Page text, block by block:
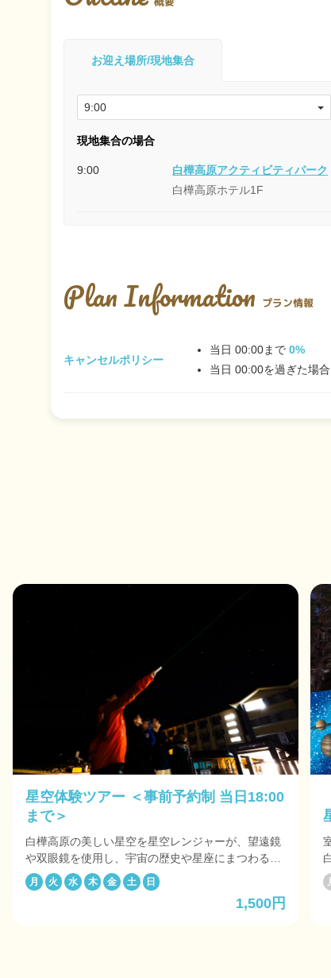
お迎え場所/現地集合
現地集合の場合
9:00
白樺高原アクティビティパーク
白樺高原ホテル1F
Plan Information プラン情報
キャンセルポリシー
当日 00:00まで 0%
当日 00:00を過ぎた場合
星空体験ツアー ＜事前予約制 当日18:00
まで＞
白樺高原の美しい星空を星空レンジャーが、望遠鏡
や双眼鏡を使用し、宇宙の歴史や星座にまつわる神
話などを楽しく紹介いたします。 雨天時：雨天時や
星が見えにくい天気の場合は、室内にプログラムと
して、当日の星をプロジェクターにて、投影しご案
月 火 水 木 金 土 日
1,500円